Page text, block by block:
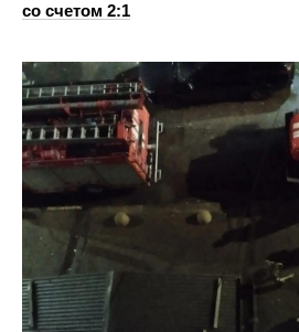
со счетом 2:1